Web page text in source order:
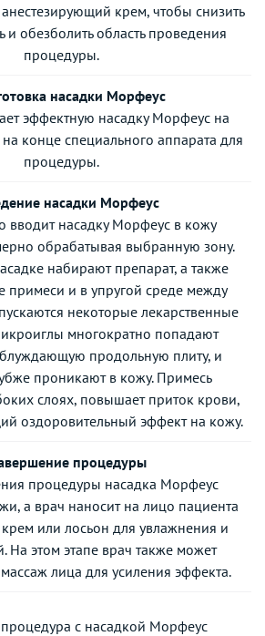
крем, чтобы снизить
и обезболить область проведения
процедуры.
насадки Морфеус
эффектную насадку Морфеус на
конце специального аппарата для
процедуры.
насадки Морфеус
вводит насадку Морфеус в кожу
обрабатывая выбранную зону.
набирают препарат, а также
примеси и в упругой среде между
некоторые лекарственные
многократно попадают
продольную плиту, и
проникают в кожу. Примесь
слоях, повышает приток крови,
оздоровительный эффект на кожу.
процедуры
процедуры насадка Морфеус
а врач наносит на лицо пациента
или лосьон для увлажнения и
На этом этапе врач также может
лица для усиления эффекта.
с насадкой Морфеус